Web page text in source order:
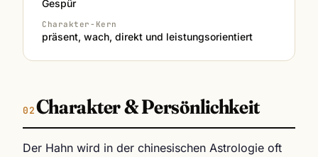
Gespür
Charakter-Kern
präsent, wach, direkt und leistungsorientiert
Charakter & Persönlichkeit
Der Hahn wird in der chinesischen Astrologie oft